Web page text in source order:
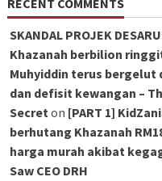
SKANDAL PROJEK
Khazanah berbilion
Muhyiddin terus bergelut
dan defisit kewangan –
Secret on [PART 1]
berhutang Khazanah
harga murah akibat
Saw CEO DRH